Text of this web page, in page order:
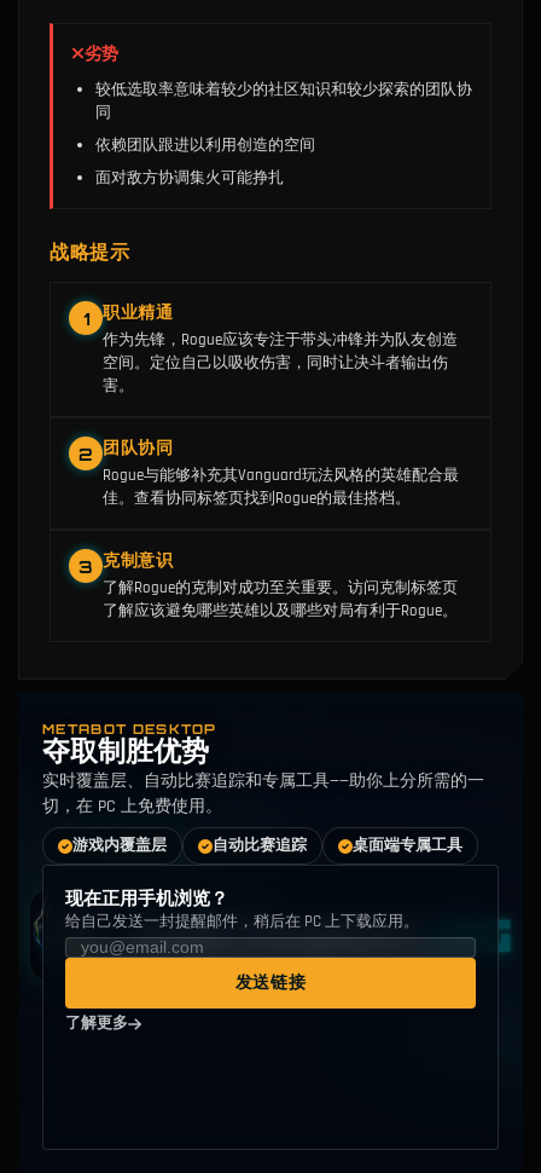
劣势
较低选取率意味着较少的社区知识和较少探索的团队协
同
依赖团队跟进以利用创造的空间
面对敌方协调集火可能挣扎
战略提示
1 职业精通
作为先锋，Rogue应该专注于带头冲锋并为队友创造
空间。定位自己以吸收伤害，同时让决斗者输出伤
害。
2 团队协同
Rogue与能够补充其Vanguard玩法风格的英雄配合最
佳。查看协同标签页找到Rogue的最佳搭档。
3 克制意识
了解Rogue的克制对成功至关重要。访问克制标签页
了解应该避免哪些英雄以及哪些对局有利于Rogue。
METABOT DESKTOP
夺取制胜优势
实时覆盖层、自动比赛追踪和专属工具——助你上分所需的一
切，在 PC 上免费使用。
游戏内覆盖层 自动比赛追踪 桌面端专属工具
现在正用手机浏览？
给自己发送一封提醒邮件，稍后在 PC 上下载应用。
发送链接
了解更多